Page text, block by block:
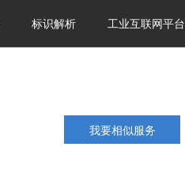
标识解析 工业互联网平台
我要相似服务